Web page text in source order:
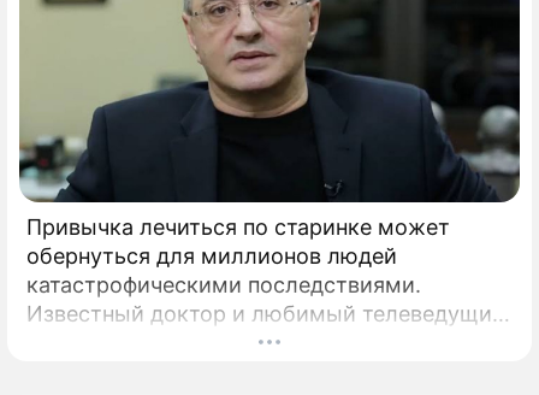
Привычка лечиться по старинке может
обернуться для миллионов людей
катастрофическими последствиями.
Известный доктор и любимый телеведущий
миллионов Александр Мясников обратил